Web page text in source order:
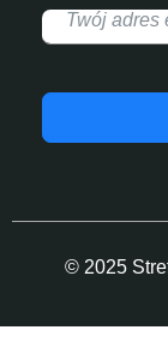
© 2025